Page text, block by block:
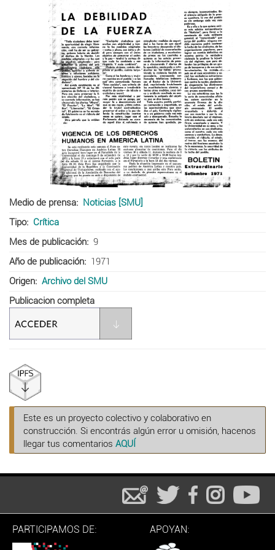
Medio de prensa
Noticias [SMU]
Tipo
Crítica
Mes de publicación
9
Año de publicación
1971
Origen
Archivo del SMU
Publicacion completa
Este es un proyecto colectivo y colaborativo en
construcción. Si encontrás algún error u omisión, hacenos
llegar tus comentarios AQUÍ
PARTICIPAMOS DE: APOYAN: